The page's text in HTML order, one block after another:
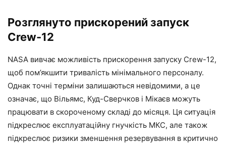
Розглянуто прискорений запуск
Crew-12
NASA вивчає можливість прискорення запуску Crew-12,
щоб пом’якшити тривалість мінімального персоналу.
Однак точні терміни залишаються невідомими, а це
означає, що Вільямс, Куд-Сверчков і Мікаєв можуть
працювати в скороченому складі до місяця. Ця ситуація
підкреслює експлуатаційну гнучкість МКС, але також
підкреслює ризики зменшення резервування в критично